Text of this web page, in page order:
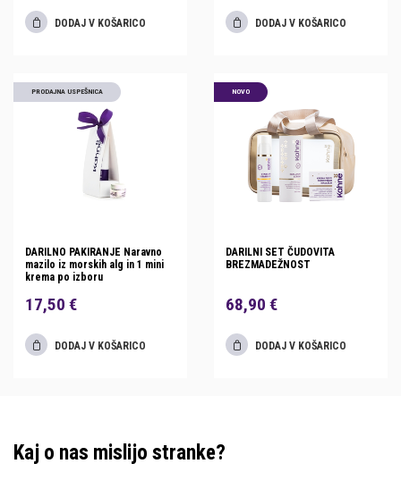
DODAJ V KOŠARICO DODAJ V KOŠARICO
PRODAJNA USPEŠNICA
DARILNO PAKIRANJE Naravno
mazilo iz morskih alg in 1 mini
krema po izboru
17,50 €
DODAJ V KOŠARICO
NOVO
DARILNI SET ČUDOVITA
BREZMADEŽNOST
68,90 €
DODAJ V KOŠARICO
Kaj o nas mislijo stranke?